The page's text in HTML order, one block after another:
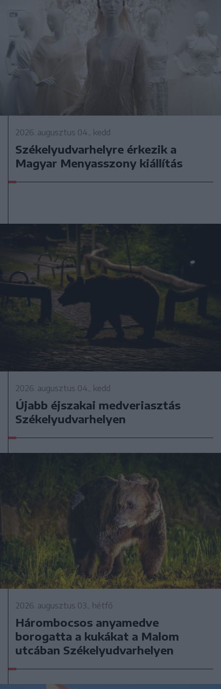
2026. augusztus 04., kedd
Székelyudvarhelyre érkezik a
Magyar Menyasszony kiállítás
2026. augusztus 04., kedd
Újabb éjszakai medveriasztás
Székelyudvarhelyen
2026. augusztus 03., hétfő
Hárombocsos anyamedve
borogatta a kukákat a Malom
utcában Székelyudvarhelyen